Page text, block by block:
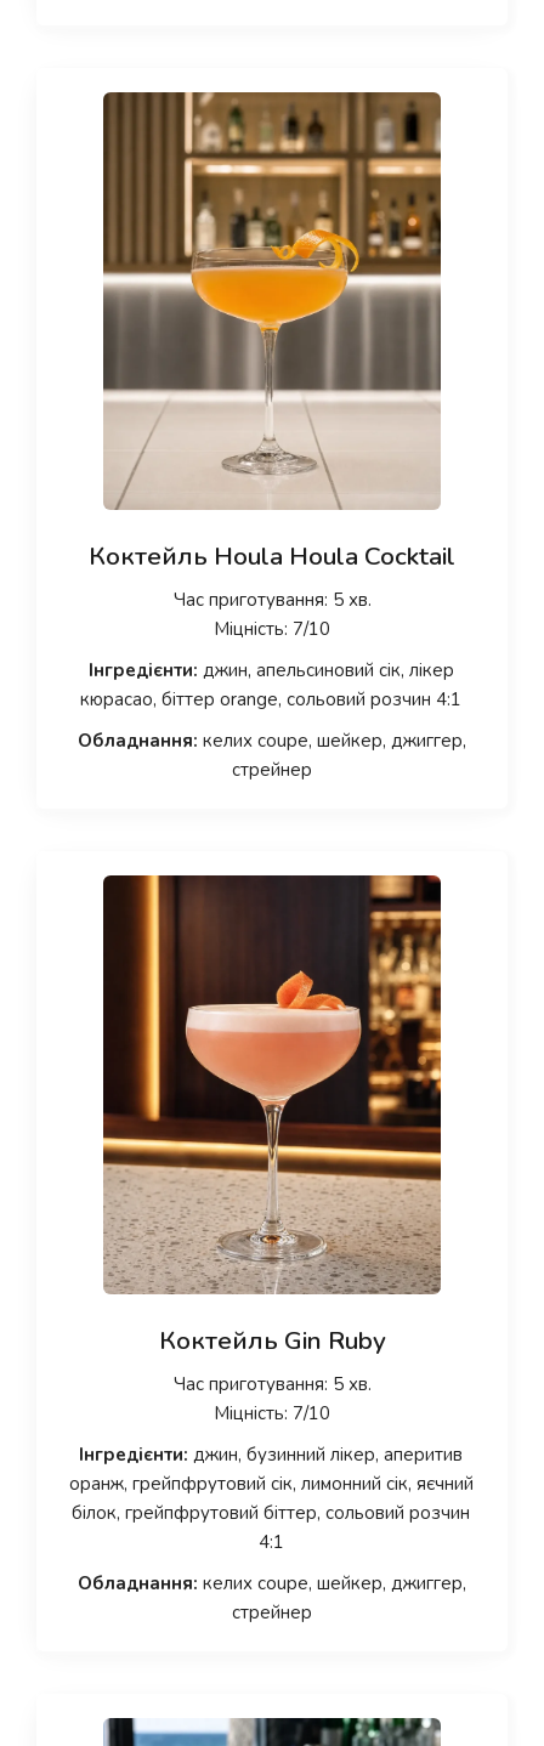
Коктейль Houla Houla Cocktail
Час приготування: 5 хв.
Міцність: 7/10
Інгредієнти: джин, апельсиновий сік, лікер
кюрасао, біттер orange, сольовий розчин 4:1
Обладнання: келих coupe, шейкер, джиггер,
стрейнер
Коктейль Gin Ruby
Час приготування: 5 хв.
Міцність: 7/10
Інгредієнти: джин, бузинний лікер, аперитив
оранж, грейпфрутовий сік, лимонний сік, яєчний
білок, грейпфрутовий біттер, сольовий розчин
4:1
Обладнання: келих coupe, шейкер, джиггер,
стрейнер